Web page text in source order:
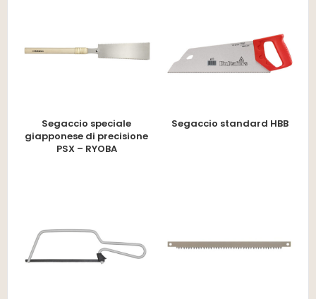
Segaccio speciale
giapponese di precisione
PSX – RYOBA
Segaccio standard HBB